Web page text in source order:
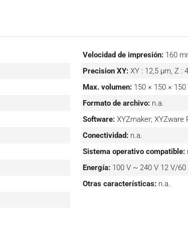
Velocidad de impresión: 160
Precision XY: XY : 12,5 µm, Z :
Max. volumen: 150 × 150 ×
Formato de archivo: n.a.
Software: XYZmaker; XYZware
Conectividad: n.a.
Sistema operativo compatible:
Energía: 100 V ~ 240 V 12 V/60
Otras características: n.a.